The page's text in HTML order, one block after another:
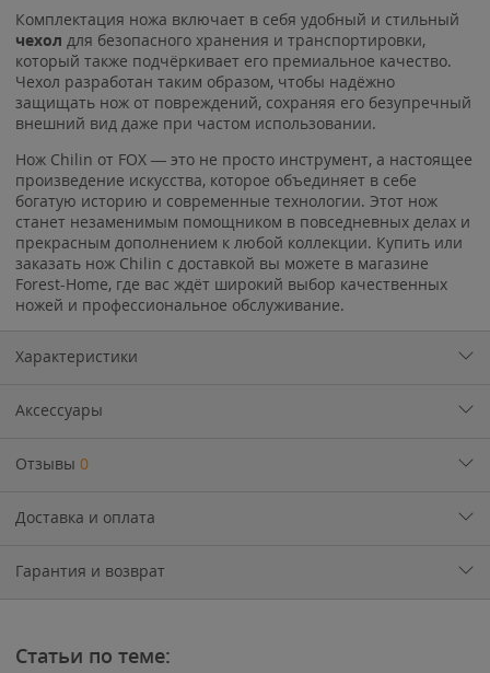
Комплектация ножа включает в себя удобный и стильный
чехол для безопасного хранения и транспортировки,
который также подчёркивает его премиальное качество.
Чехол разработан таким образом, чтобы надёжно
защищать нож от повреждений, сохраняя его безупречный
внешний вид даже при частом использовании.
Нож Chilin от FOX — это не просто инструмент, а настоящее
произведение искусства, которое объединяет в себе
богатую историю и современные технологии. Этот нож
станет незаменимым помощником в повседневных делах и
прекрасным дополнением к любой коллекции. Купить или
заказать нож Chilin с доставкой вы можете в магазине
Forest-Home, где вас ждёт широкий выбор качественных
ножей и профессиональное обслуживание.
Характеристики
Аксессуары
Отзывы 0
Доставка и оплата
Гарантия и возврат
Статьи по теме: